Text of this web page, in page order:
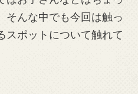
そんな中でも今回は触っ
スポットについて触れて